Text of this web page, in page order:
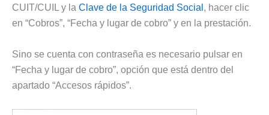
CUIT/CUIL y la Clave de la Seguridad Social , hacer clic
en “Cobros”, “Fecha y lugar de cobro” y en la prestación.
Sino se cuenta con contraseña es necesario pulsar en
“Fecha y lugar de cobro”, opción que está dentro del
apartado “Accesos rápidos”.